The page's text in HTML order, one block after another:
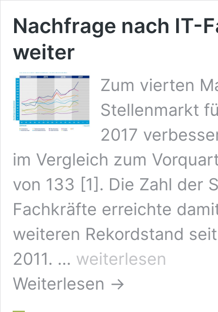
Nachfrage nach IT-
weiter
Zum vierten
Stellenmarkt
2017
im Vergleich zum
von 133 [1]. Die Zahl der
Fachkräfte erreichte
weiteren Rekordstand
2011. …
Nachfrage
nach
Fachkräften
klettert
weiterlesen
Weiterlesen →